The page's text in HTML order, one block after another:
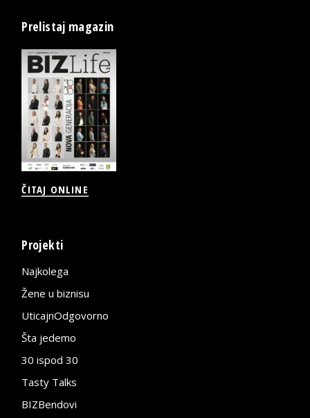
Prelistaj magazin
ČITAJ ONLINE
Projekti
Najkolega
Žene u biznisu
UticajnOdgovorno
Šta jedemo
30 ispod 30
Tasty Talks
BIZBendovi